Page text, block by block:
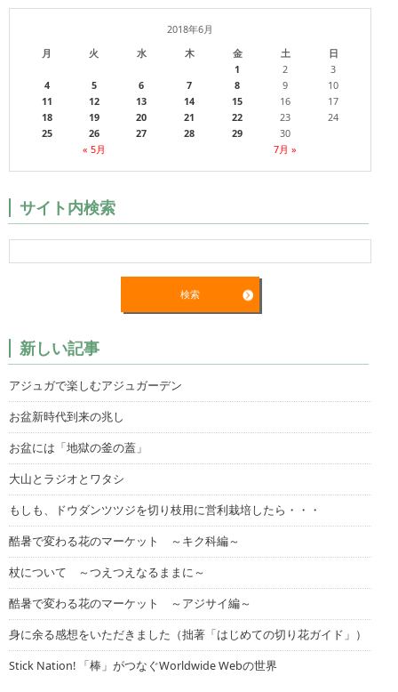
2018年6月
月
火 水 木 金 土 日
« 5月 7月 »
1 2
3
4
5 6 7 8 9
10
11
12 13 14 15 16
17
18
19 20 21 22 23
24
25
26 27 28 29 30
サイト内検索
新しい記事
アジュガで楽しむアジュガーデン
お盆新時代到来の兆し
お盆には「地獄の釜の蓋」
大山とラジオとワタシ
もしも、ドウダンツツジを切り枝用に営利栽培したら・・・
酷暑で変わる花のマーケット ～キク科編～
杖について ～つえつえなるままに～
酷暑で変わる花のマーケット ～アジサイ編～
身に余る感想をいただきました（拙著「はじめての切り花ガイド」）
Stick Nation! 「棒」がつなぐWorldwide Webの世界